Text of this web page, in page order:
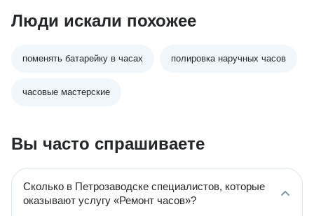
Люди искали похожее
поменять батарейку в часах полировка наручных часов
часовые мастерские
Вы часто спрашиваете
Сколько в Петрозаводске специалистов, которые
оказывают услугу «Ремонт часов»?